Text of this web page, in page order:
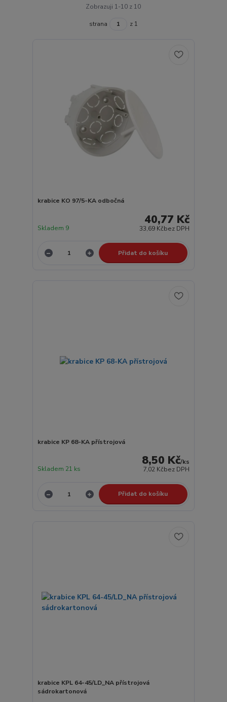
Zobrazuji 1-10 z 10
strana z 1
krabice KO 97/5-KA odbočná
40,77 Kč
33,69 Kčbez DPH
Skladem 9
Přidat do košíku
krabice KP 68-KA přístrojová
8,50 Kč/ks
7,02 Kčbez DPH
Skladem 21 ks
Přidat do košíku
krabice KPL 64-45/LD_NA přístrojová
sádrokartonová